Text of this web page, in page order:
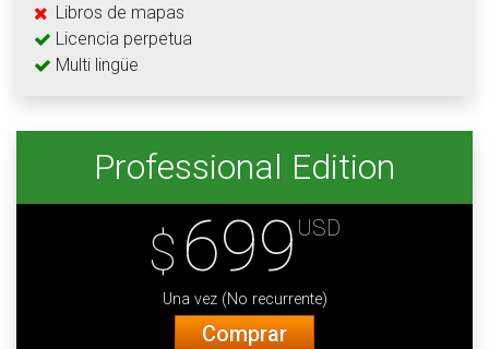
Libros de mapas
Licencia perpetua
Multi lingüe
Professional Edition
$ 699 USD
Una vez (No recurrente)
Comprar